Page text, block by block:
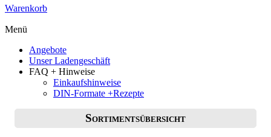
Warenkorb
Menü
Angebote
Unser Ladengeschäft
FAQ + Hinweise
Einkaufshinweise
DIN-Formate +Rezepte
Sortimentsübersicht